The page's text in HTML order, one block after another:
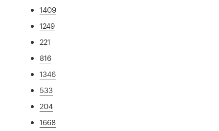
1409
1249
221
816
1346
533
204
1668